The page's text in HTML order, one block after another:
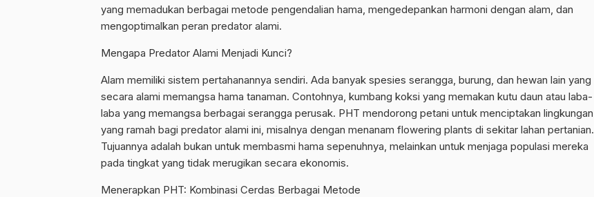
yang memadukan berbagai metode pengendalian hama, mengedepankan harmoni dengan alam, dan
mengoptimalkan peran predator alami.
Mengapa Predator Alami Menjadi Kunci?
Alam memiliki sistem pertahanannya sendiri. Ada banyak spesies serangga, burung, dan hewan lain yang
secara alami memangsa hama tanaman. Contohnya, kumbang koksi yang memakan kutu daun atau laba-
laba yang memangsa berbagai serangga perusak. PHT mendorong petani untuk menciptakan lingkungan
yang ramah bagi predator alami ini, misalnya dengan menanam flowering plants di sekitar lahan pertanian.
Tujuannya adalah bukan untuk membasmi hama sepenuhnya, melainkan untuk menjaga populasi mereka
pada tingkat yang tidak merugikan secara ekonomis.
Menerapkan PHT: Kombinasi Cerdas Berbagai Metode